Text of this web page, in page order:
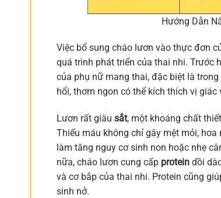
Hướng Dẫn
Việc bổ sung cháo lươn vào thực đơn
quá trình phát triển của thai nhi. Trước
của phụ nữ mang thai, đặc biệt là
hổi, thơm ngon có thể kích thích vị
Lươn rất giàu sắt, một khoáng chất
Thiếu máu không chỉ gây mệt mỏi,
làm tăng nguy cơ sinh non hoặc nhẹ
nữa, cháo lươn cung cấp protein dồi
và cơ bắp của thai nhi. Protein cũng
sinh nở.